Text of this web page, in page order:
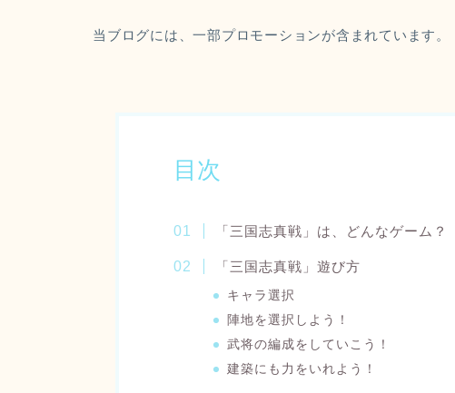
当ブログには、一部プロモーションが含まれています。
目次
「三国志真戦」は、どんなゲーム？
「三国志真戦」遊び方
キャラ選択
陣地を選択しよう！
武将の編成をしていこう！
建築にも力をいれよう！